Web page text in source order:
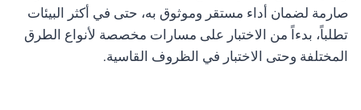
صارمة لضمان أداء مستقر وموثوق به، حتى في أكثر البيئات
تطلباً، بدءاً من الاختبار على مسارات مخصصة لأنواع الطرق
المختلفة وحتى الاختبار في الظروف القاسية.